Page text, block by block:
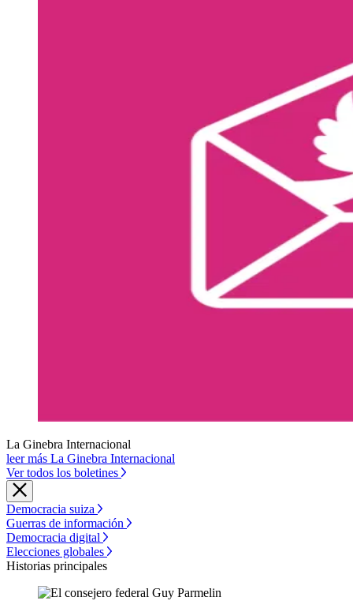
La Ginebra Internacional
leer más La Ginebra Internacional
Ver todos los boletines
Democracia suiza
Guerras de información
Democracia digital
Elecciones globales
Historias principales